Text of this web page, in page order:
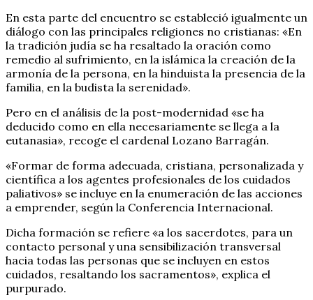
En esta parte del encuentro se estableció igualmente un
diálogo con las principales religiones no cristianas: «En
la tradición judía se ha resaltado la oración como
remedio al sufrimiento, en la islámica la creación de la
armonía de la persona, en la hinduista la presencia de la
familia, en la budista la serenidad».
Pero en el análisis de la post-modernidad «se ha
deducido como en ella necesariamente se llega a la
eutanasia», recoge el cardenal Lozano Barragán.
«Formar de forma adecuada, cristiana, personalizada y
científica a los agentes profesionales de los cuidados
paliativos» se incluye en la enumeración de las acciones
a emprender, según la Conferencia Internacional.
Dicha formación se refiere «a los sacerdotes, para un
contacto personal y una sensibilización transversal
hacia todas las personas que se incluyen en estos
cuidados, resaltando los sacramentos», explica el
purpurado.